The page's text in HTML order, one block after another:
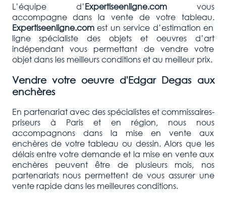
L’équipe d’Expertiseenligne.comvous
accompagne dans la vente de votre tableau.
Expertiseenligne.comest un service d’estimation en
ligne spécialiste des objets et oeuvres d’art
indépendant vous permettant de vendre votre
objet dans les meilleurs conditions et au meilleur prix.
Vendre votre oeuvre d'Edgar Degasaux
enchères
En partenariat avec des spécialistes et commissaires-
priseurs à Paris et en région, nous nous
accompagnons dans la mise en vente aux
enchères de votre tableau ou dessin. Alors que les
délais entre votre demande et la mise en vente aux
enchères peuvent être de plusieurs mois, nos
partenariats nous permettent de vous assurer une
vente rapide dans les meilleures conditions.